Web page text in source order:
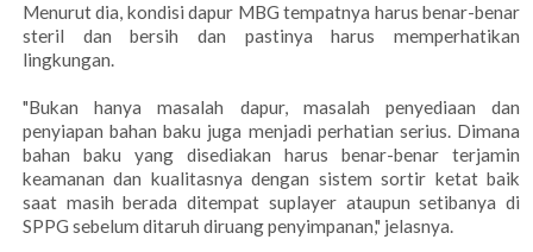
Menurut dia, kondisi dapur MBG tempatnya harus benar-benar
steril dan bersih dan pastinya harus memperhatikan
lingkungan.
"Bukan hanya masalah dapur, masalah penyediaan dan
penyiapan bahan baku juga menjadi perhatian serius. Dimana
bahan baku yang disediakan harus benar-benar terjamin
keamanan dan kualitasnya dengan sistem sortir ketat baik
saat masih berada ditempat suplayer ataupun setibanya di
SPPG sebelum ditaruh diruang penyimpanan," jelasnya.